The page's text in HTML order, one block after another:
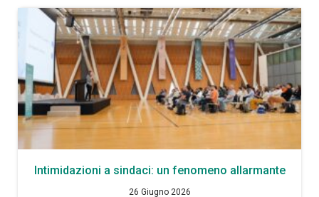
Intimidazioni a sindaci: un fenomeno allarmante
26 Giugno 2026